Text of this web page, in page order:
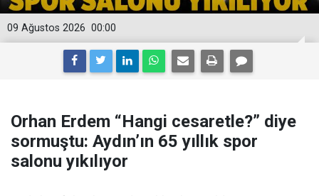
00:00
09 Ağustos 2026
Orhan Erdem “Hangi cesaretle?” diye
sormuştu: Aydın’ın 65 yıllık spor
salonu yıkılıyor